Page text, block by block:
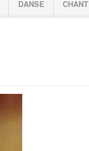
DANSE CHANT